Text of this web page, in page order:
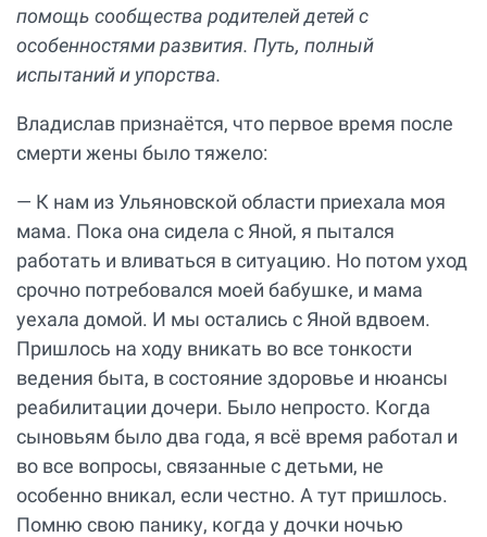
помощь сообщества родителей детей с
особенностями развития. Путь, полный
испытаний и упорства.
Владислав признаётся, что первое время после
смерти жены было тяжело:
— К нам из Ульяновской области приехала моя
мама. Пока она сидела с Яной, я пытался
работать и вливаться в ситуацию. Но потом уход
срочно потребовался моей бабушке, и мама
уехала домой. И мы остались с Яной вдвоем.
Пришлось на ходу вникать во все тонкости
ведения быта, в состояние здоровье и нюансы
реабилитации дочери. Было непросто. Когда
сыновьям было два года, я всё время работал и
во все вопросы, связанные с детьми, не
особенно вникал, если честно. А тут пришлось.
Помню свою панику, когда у дочки ночью